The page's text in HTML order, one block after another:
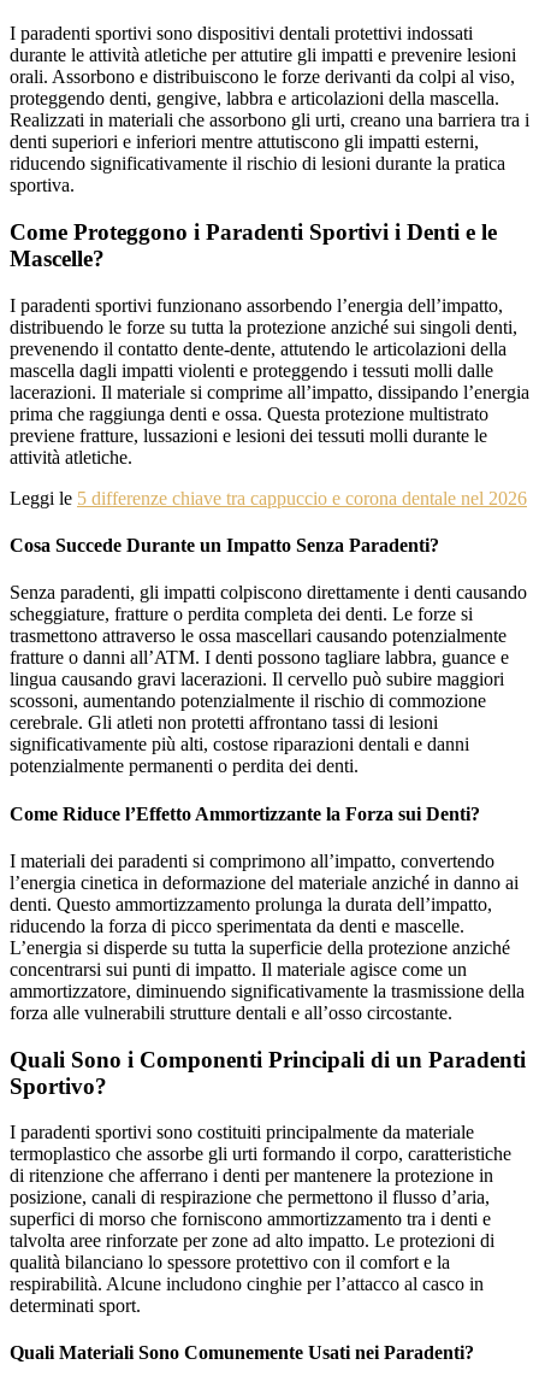
I paradenti sportivi sono dispositivi dentali protettivi indossati
durante le attività atletiche per attutire gli impatti e prevenire lesioni
orali. Assorbono e distribuiscono le forze derivanti da colpi al viso,
proteggendo denti, gengive, labbra e articolazioni della mascella.
Realizzati in materiali che assorbono gli urti, creano una barriera tra i
denti superiori e inferiori mentre attutiscono gli impatti esterni,
riducendo significativamente il rischio di lesioni durante la pratica
sportiva.
Come Proteggono i Paradenti Sportivi i Denti e le
Mascelle?
I paradenti sportivi funzionano assorbendo l’energia dell’impatto,
distribuendo le forze su tutta la protezione anziché sui singoli denti,
prevenendo il contatto dente-dente, attutendo le articolazioni della
mascella dagli impatti violenti e proteggendo i tessuti molli dalle
lacerazioni. Il materiale si comprime all’impatto, dissipando l’energia
prima che raggiunga denti e ossa. Questa protezione multistrato
previene fratture, lussazioni e lesioni dei tessuti molli durante le
attività atletiche.
Leggi le 5 differenze chiave tra cappuccio e corona dentale nel 2026
Cosa Succede Durante un Impatto Senza Paradenti?
Senza paradenti, gli impatti colpiscono direttamente i denti causando
scheggiature, fratture o perdita completa dei denti. Le forze si
trasmettono attraverso le ossa mascellari causando potenzialmente
fratture o danni all’ATM. I denti possono tagliare labbra, guance e
lingua causando gravi lacerazioni. Il cervello può subire maggiori
scossoni, aumentando potenzialmente il rischio di commozione
cerebrale. Gli atleti non protetti affrontano tassi di lesioni
significativamente più alti, costose riparazioni dentali e danni
potenzialmente permanenti o perdita dei denti.
Come Riduce l’Effetto Ammortizzante la Forza sui Denti?
I materiali dei paradenti si comprimono all’impatto, convertendo
l’energia cinetica in deformazione del materiale anziché in danno ai
denti. Questo ammortizzamento prolunga la durata dell’impatto,
riducendo la forza di picco sperimentata da denti e mascelle.
L’energia si disperde su tutta la superficie della protezione anziché
concentrarsi sui punti di impatto. Il materiale agisce come un
ammortizzatore, diminuendo significativamente la trasmissione della
forza alle vulnerabili strutture dentali e all’osso circostante.
Quali Sono i Componenti Principali di un Paradenti
Sportivo?
I paradenti sportivi sono costituiti principalmente da materiale
termoplastico che assorbe gli urti formando il corpo, caratteristiche
di ritenzione che afferrano i denti per mantenere la protezione in
posizione, canali di respirazione che permettono il flusso d’aria,
superfici di morso che forniscono ammortizzamento tra i denti e
talvolta aree rinforzate per zone ad alto impatto. Le protezioni di
qualità bilanciano lo spessore protettivo con il comfort e la
respirabilità. Alcune includono cinghie per l’attacco al casco in
determinati sport.
Quali Materiali Sono Comunemente Usati nei Paradenti?